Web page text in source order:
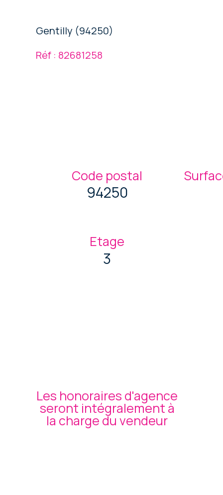
Gentilly (94250)
Réf : 82681258
Code postal
94250
Etage
3
Les honoraires d'agence
seront intégralement à
la charge du vendeur